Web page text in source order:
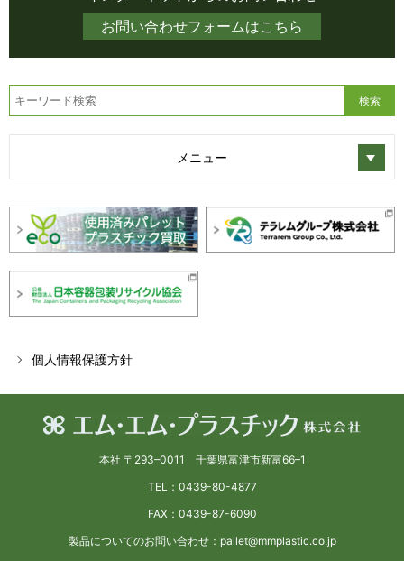
お問い合わせフォームはこちら
メニュー
個人情報保護方針
本社 〒293–0011 千葉県富津市新富66–1
TEL：0439-80-4877
FAX：0439-87-6090
製品についてのお問い合わせ：pallet@mmplastic.co.jp